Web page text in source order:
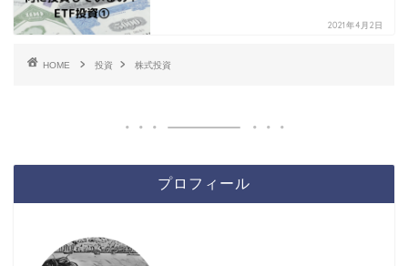
2021年4月2日
HOME 投資 株式投資
プロフィール